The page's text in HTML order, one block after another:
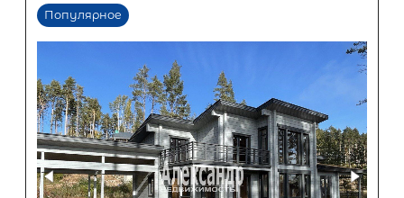
Задать вопрос Отправить заявку